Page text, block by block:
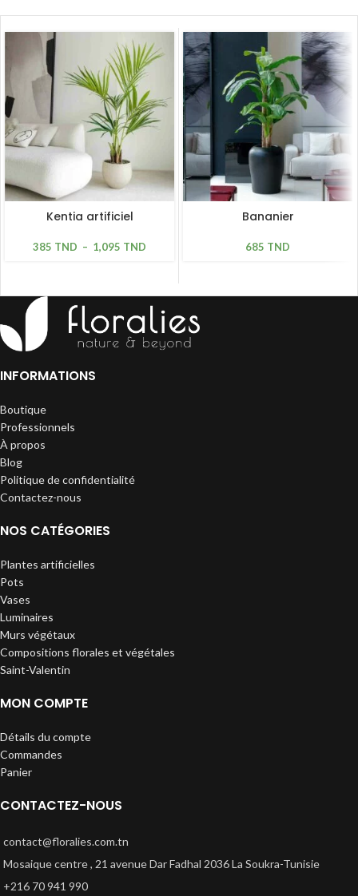
Kentia artificiel
385 TND – 1,095 TND
Bananier
685 TND
INFORMATIONS
Boutique
Professionnels
À propos
Blog
Politique de confidentialité
Contactez-nous
NOS CATÉGORIES
Plantes artificielles
Pots
Vases
Luminaires
Murs végétaux
Compositions florales et végétales
Saint-Valentin
MON COMPTE
Détails du compte
Commandes
Panier
CONTACTEZ-NOUS
contact@floralies.com.tn
Mosaique centre , 21 avenue Dar Fadhal 2036 La Soukra-Tunisie
+216 70 941 990